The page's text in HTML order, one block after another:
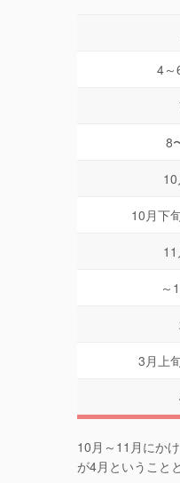
4～
8
10月下
～
3月上
10月～11月にか
が4月ということ